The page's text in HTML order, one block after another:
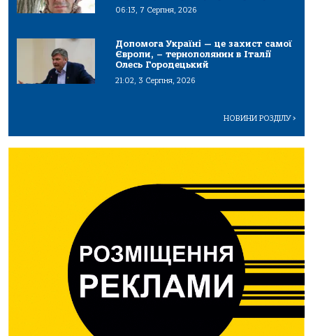
06:13, 7 Серпня, 2026
Допомога Україні — це захист самої
Європи, – тернополянин в Італії
Олесь Городецький
21:02, 3 Серпня, 2026
НОВИНИ РОЗДІЛУ>